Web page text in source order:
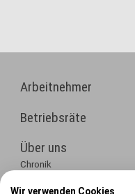
Arbeitnehmer
Betriebsräte
Über uns
Chronik
Wir verwenden Cookies